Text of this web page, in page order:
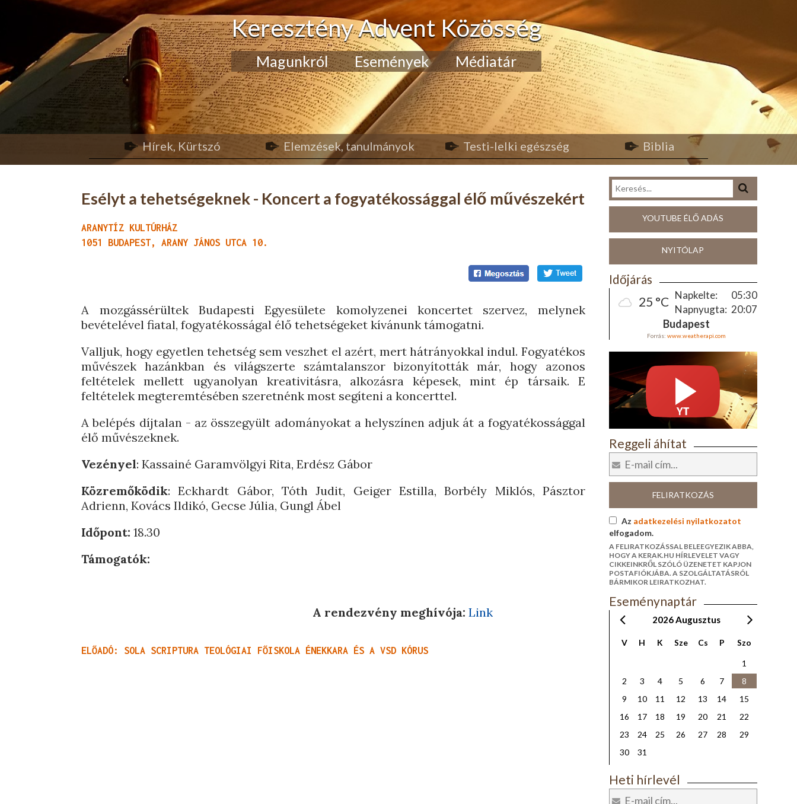
Keresztény Advent Közösség
Magunkról Események Médiatár
Hírek, Kürtszó Elemzések, tanulmányok Testi-lelki egészség Biblia
Esélyt a tehetségeknek - Koncert a fogyatékossággal élő művészekért
ARANYTÍZ KULTÚRHÁZ
1051 BUDAPEST, ARANY JÁNOS UTCA 10.
A mozgássérültek Budapesti Egyesülete komolyzenei koncertet szervez, melynek
bevételével fiatal, fogyatékosságal élő tehetségeket kívánunk támogatni.
Valljuk, hogy egyetlen tehetség sem veszhet el azért, mert hátrányokkal indul. Fogyatékos
művészek hazánkban és világszerte számtalanszor bizonyították már, hogy azonos
feltételek mellett ugyanolyan kreativitásra, alkozásra képesek, mint ép társaik. E
feltételek megteremtésében szeretnénk most segíteni a koncerttel.
A belépés díjtalan - az összegyült adományokat a helyszínen adjuk át a fogyatékossággal
élő művészeknek.
Vezényel: Kassainé Garamvölgyi Rita, Erdész Gábor
Közremőködik: Eckhardt Gábor, Tóth Judit, Geiger Estilla, Borbély Miklós, Pásztor
Adrienn, Kovács Ildikó, Gecse Júlia, Gungl Ábel
Időpont: 18.30
Támogatók:
A rendezvény meghívója: Link
ELŐADÓ: SOLA SCRIPTURA TEOLÓGIAI FŐISKOLA ÉNEKKARA ÉS A VSD KÓRUS
YOUTUBE ÉLŐ ADÁS
NYITÓLAP
Időjárás
25 °C Napkelte:
05:30
Napnyugta: 20:07
Budapest
Forrás: www.weatherapi.com
Reggeli áhítat
FELIRATKOZÁS
Az adatkezelési nyilatkozatot
elfogadom.
A FELIRATKOZÁSSAL BELEEGYEZIK ABBA,
HOGY A KERAK.HU HÍRLEVELET VAGY
CIKKEINKRŐL SZÓLÓ ÜZENETET KAPJON
POSTAFIÓKJÁBA. A SZOLGÁLTATÁSRÓL
BÁRMIKOR LEIRATKOZHAT.
Eseménynaptár
2026Augusztus
V H K Sze Cs P Szo
1
2
3 4 5 6 7
8
9
10 11 12 13 14
15
16
17 18 19 20 21
22
23
24 25 26 27 28
29
30
31
Heti hírlevél